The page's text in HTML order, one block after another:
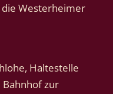
Westerheimer
Haltestelle
Bahnhof zur